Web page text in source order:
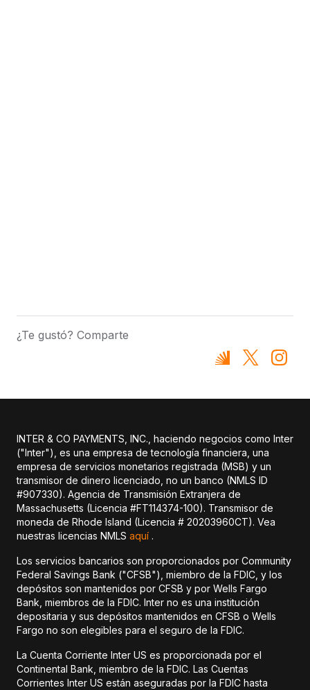
¿Te gustó? Comparte
INTER & CO PAYMENTS, INC., haciendo negocios como Inter
("Inter"), es una empresa de tecnología financiera, una
empresa de servicios monetarios registrada (MSB) y un
transmisor de dinero licenciado, no un banco (NMLS ID
#907330). Agencia de Transmisión Extranjera de
Massachusetts (Licencia #FT114374-100). Transmisor de
moneda de Rhode Island (Licencia # 20203960CT). Vea
nuestras licencias NMLS aquí .
Los servicios bancarios son proporcionados por Community
Federal Savings Bank ("CFSB"), miembro de la FDIC, y los
depósitos son mantenidos por CFSB y por Wells Fargo
Bank, miembros de la FDIC. Inter no es una institución
depositaria y sus depósitos mantenidos en CFSB o Wells
Fargo no son elegibles para el seguro de la FDIC.
La Cuenta Corriente Inter US es proporcionada por el
Continental Bank, miembro de la FDIC. Las Cuentas
Corrientes Inter US están aseguradas por la FDIC hasta